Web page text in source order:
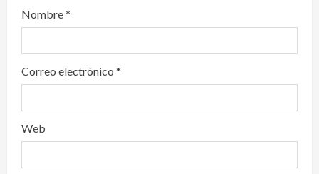
Nombre*
Correo electrónico *
Web